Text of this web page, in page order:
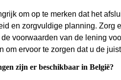
om op te merken dat het
en zorgvuldige planning. Zorg
voorwaarden van de lening
om ervoor te zorgen dat u de
zijn er beschikbaar in België?